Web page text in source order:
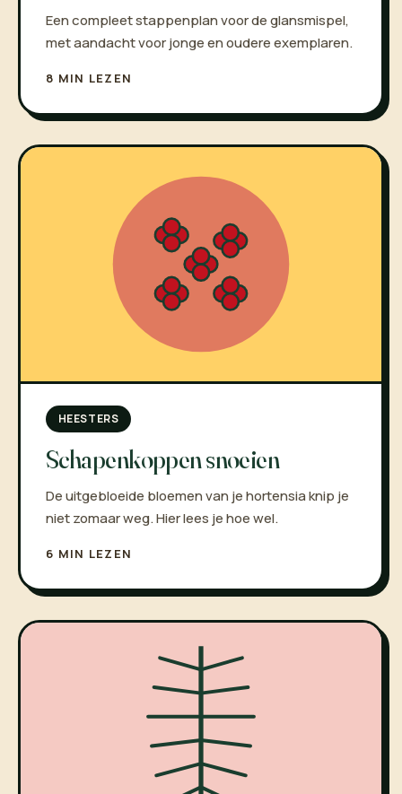
Een compleet stappenplan voor de glansmispel,
met aandacht voor jonge en oudere exemplaren.
8 MIN LEZEN
HEESTERS
Schapenkoppen snoeien
De uitgebloeide bloemen van je hortensia knip je
niet zomaar weg. Hier lees je hoe wel.
6 MIN LEZEN